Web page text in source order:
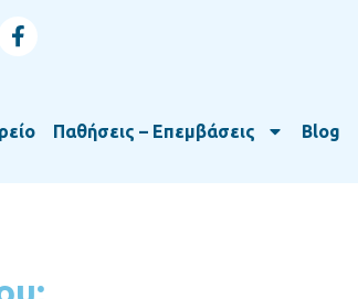
Παθήσεις – Επεμβάσεις Blog